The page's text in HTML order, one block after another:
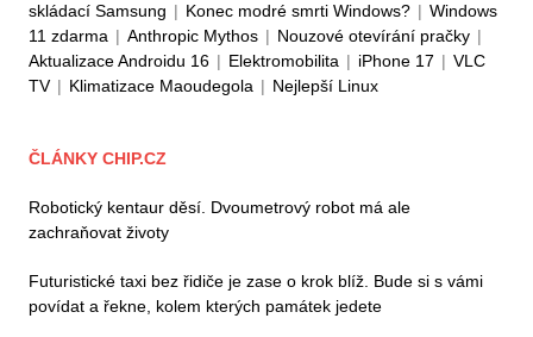
skládací Samsung | Konec modré smrti Windows? | Windows
11 zdarma | Anthropic Mythos | Nouzové otevírání pračky |
Aktualizace Androidu 16 | Elektromobilita | iPhone 17 | VLC
TV | Klimatizace Maoudegola | Nejlepší Linux
ČLÁNKY CHIP.CZ
Robotický kentaur děsí. Dvoumetrový robot má ale
zachraňovat životy
Futuristické taxi bez řidiče je zase o krok blíž. Bude si s vámi
povídat a řekne, kolem kterých památek jedete